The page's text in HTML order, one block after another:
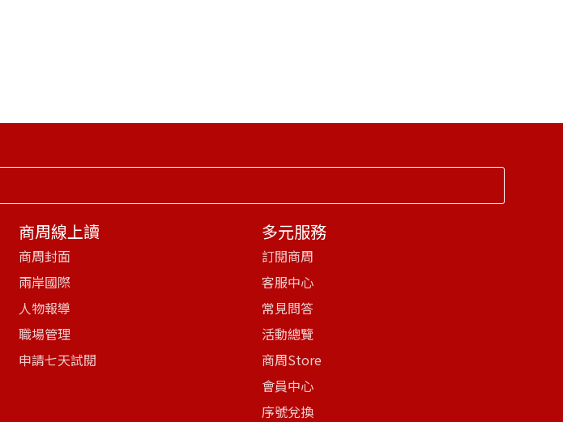
商周線上讀
商周封面
兩岸國際
人物報導
職場管理
申請七天試閱
多元服務
訂閱商周
客服中心
常見問答
活動總覽
商周Store
會員中心
序號兌換